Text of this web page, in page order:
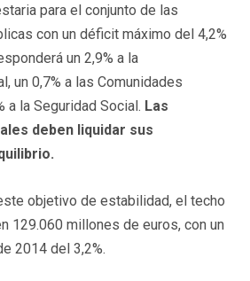
para el conjunto de las
con un déficit máximo del 4,2%
un 2,9% a la
un 0,7% a las Comunidades
a la Seguridad Social. Las
deben liquidar sus
objetivo de estabilidad, el techo
129.060 millones de euros, con un
2014 del 3,2%.